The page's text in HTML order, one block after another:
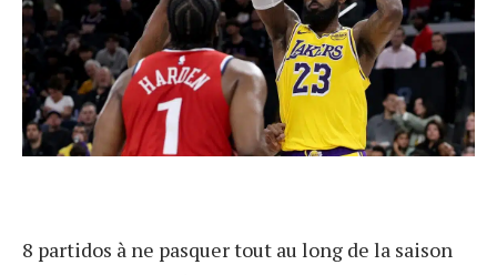
8 partidos à ne pasquer tout au long de la saison